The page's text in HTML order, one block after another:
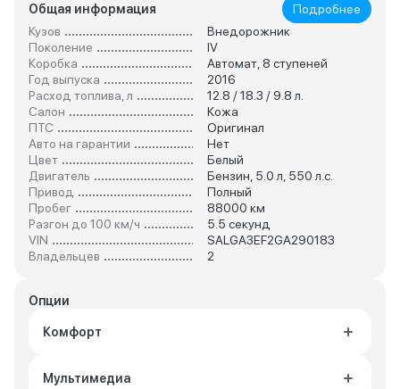
Общая информация
Подробнее
Кузов
Внедорожник
Поколение
IV
Коробка
Автомат, 8 ступеней
Год выпуска
2016
Расход топлива, л
12.8 / 18.3 / 9.8 л.
Салон
Кожа
ПТС
Оригинал
Авто на гарантии
Нет
Цвет
Белый
Двигатель
Бензин, 5.0 л, 550 л.с.
Привод
Полный
Пробег
88000 км
Разгон до 100 км/ч
5.5 секунд
VIN
SALGA3EF2GA290183
Владельцев
2
Опции
Комфорт
Мультимедиа